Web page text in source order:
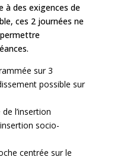
à des exigences de
ces 2 journées ne
sur 3
possible sur
l’insertion
socio-
centrée sur le